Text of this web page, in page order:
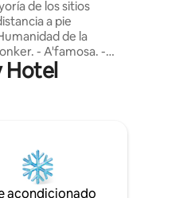
y PS4
de los sitios
a pie
de la
- A'famosa. -
Cristo. - Torre del
Pedro. - Plaza del
otro punto a poca
mercado nocturno es
Hotel
acondicionado